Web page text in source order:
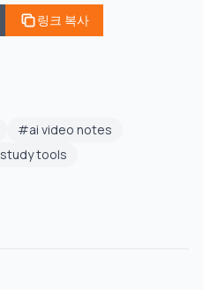
링크 복사
#ai video notes
study tools